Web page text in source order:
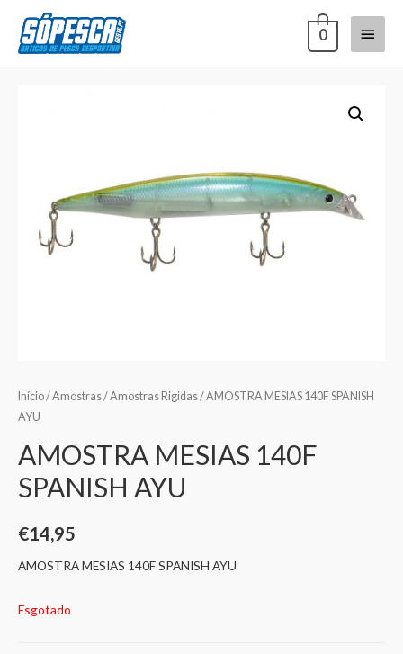
0
Início/Amostras/Amostras Rigidas/ AMOSTRA MESIAS 140F SPANISH
AYU
AMOSTRA MESIAS 140F
SPANISH AYU
€14,95
AMOSTRA MESIAS 140F SPANISH AYU
Esgotado